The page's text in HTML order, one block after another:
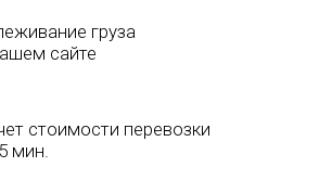
груза
сайте
стоимости перевозки
мин.